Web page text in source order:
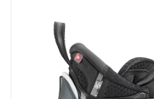
Koopgidsen